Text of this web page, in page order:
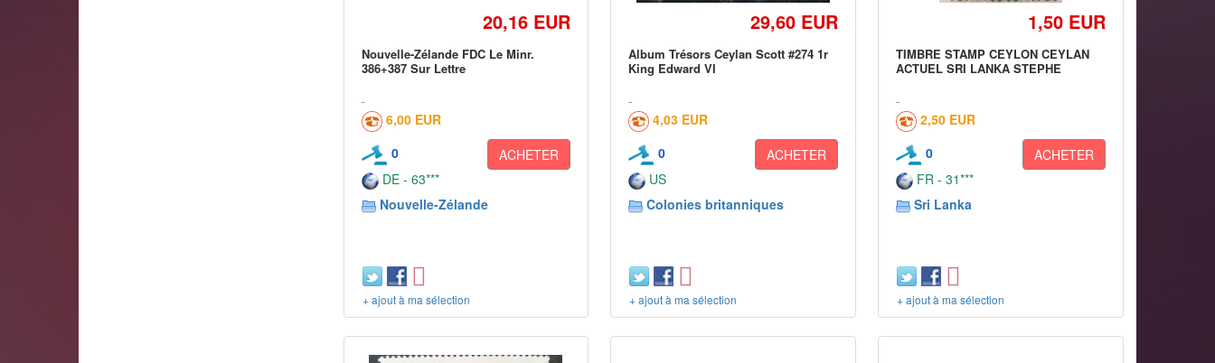
20,16 EUR
Nouvelle-Zélande FDC Le Minr.
386+387 Sur Lettre
6,00 EUR
0
ACHETER
DE - 63***
Nouvelle-Zélande
+ ajout à ma sélection
29,60 EUR
Album Trésors Ceylan Scott #274 1r
King Edward VI
4,03 EUR
0
ACHETER
US
Colonies britanniques
+ ajout à ma sélection
1,50 EUR
TIMBRE STAMP CEYLON CEYLAN
ACTUEL SRI LANKA STEPHE
2,50 EUR
0
ACHETER
FR - 31***
Sri Lanka
+ ajout à ma sélection